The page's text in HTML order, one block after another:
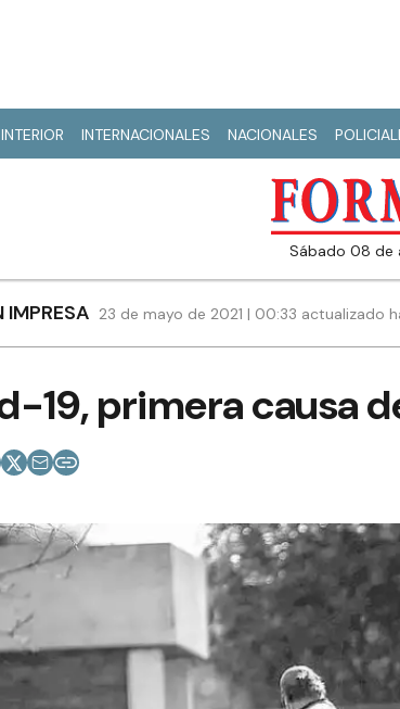
INTERIOR INTERNACIONALES NACIONALES
sábado 08
IMPRESA 23 de mayo de 2021 | 00:33 actualizado
19, primera causa